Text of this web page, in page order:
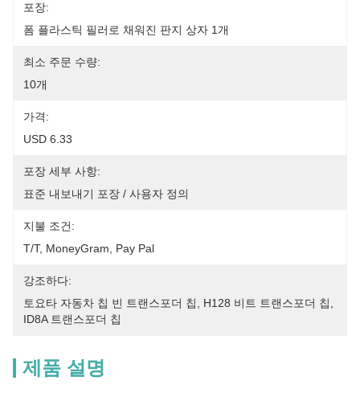
포장:
폼 플라스틱 필러로 채워진 판지 상자 1개
최소 주문 수량:
10개
가격:
USD 6.33
포장 세부 사항:
표준 내보내기 포장 / 사용자 정의
지불 조건:
T/T, MoneyGram, Pay Pal
강조하다:
토요타 자동차 칩 빈 트랜스포더 칩
H128 비트 트랜스포더 칩
ID8A 트랜스포더 칩
제품 설명